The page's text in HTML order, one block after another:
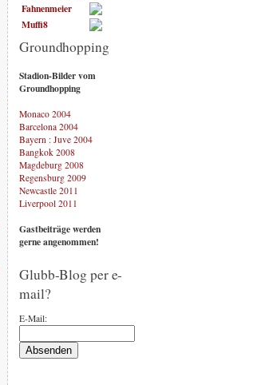
Fahnenmeier
Muffi8
Groundhopping
Stadion-Bilder vom
Groundhopping
Monaco 2004
Barcelona 2004
Bayern : Juve 2004
Bangkok 2008
Magdeburg 2008
Regensburg 2009
Newcastle 2011
Liverpool 2011
Gastbeiträge werden
gerne angenommen!
Glubb-Blog per e-
mail?
E-Mail: